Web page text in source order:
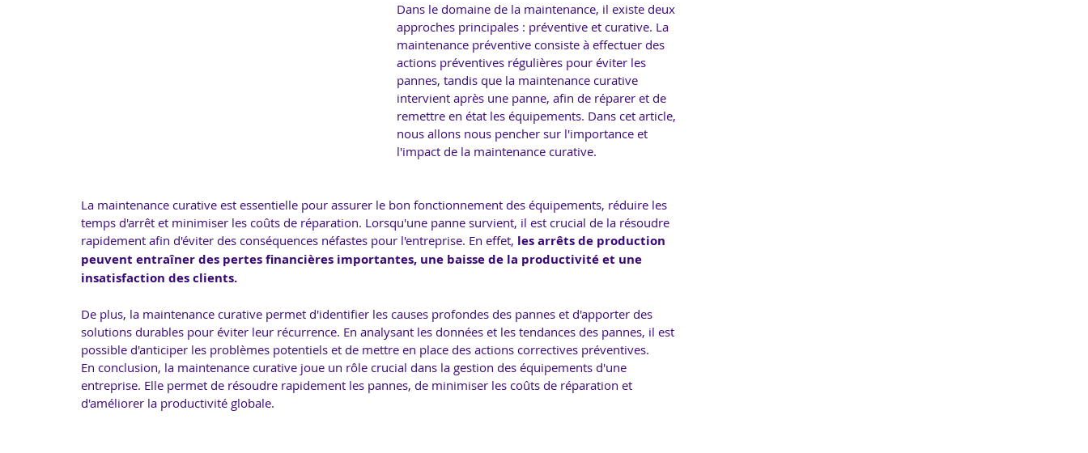
Dans le domaine de la maintenance, il existe deux
approches principales : préventive et curative. La
maintenance préventive consiste à effectuer des
actions préventives régulières pour éviter les
pannes, tandis que la maintenance curative
intervient après une panne, afin de réparer et de
remettre en état les équipements. Dans cet article,
nous allons nous pencher sur l'importance et
l'impact de la maintenance curative.
La maintenance curative est essentielle pour assurer le bon fonctionnement des équipements, réduire les
temps d'arrêt et minimiser les coûts de réparation. Lorsqu'une panne survient, il est crucial de la résoudre
rapidement afin d'éviter des conséquences néfastes pour l'entreprise. En effet, les arrêts de production
peuvent entraîner des pertes financières importantes, une baisse de la productivité et une
insatisfaction des clients.
De plus, la maintenance curative permet d'identifier les causes profondes des pannes et d'apporter des
solutions durables pour éviter leur récurrence. En analysant les données et les tendances des pannes, il est
possible d'anticiper les problèmes potentiels et de mettre en place des actions correctives préventives.
En conclusion, la maintenance curative joue un rôle crucial dans la gestion des équipements d'une
entreprise. Elle permet de résoudre rapidement les pannes, de minimiser les coûts de réparation et
d'améliorer la productivité globale.